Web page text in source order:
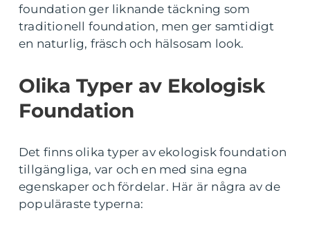
foundation ger liknande täckning som
traditionell foundation, men ger samtidigt
en naturlig, fräsch och hälsosam look.
Olika Typer av Ekologisk
Foundation
Det finns olika typer av ekologisk foundation
tillgängliga, var och en med sina egna
egenskaper och fördelar. Här är några av de
populäraste typerna: